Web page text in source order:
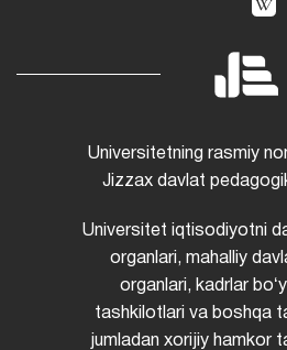
Universitetning rasmiy
Jizzax davlat
Universitet iqtisodiyotni
organlari, mahalliy
organlari, kadrlar
tashkilotlari va boshqa
jumladan xorijiy hamkor